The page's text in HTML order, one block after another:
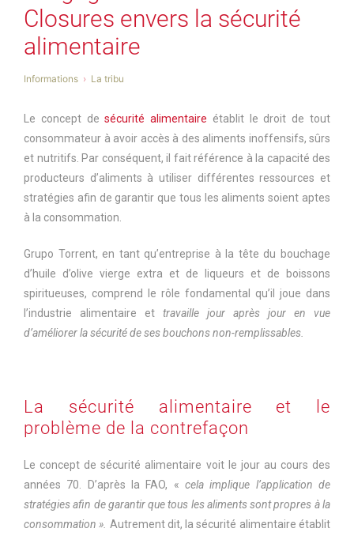
Closures envers la sécurité
alimentaire
Informations La tribu
Le concept desécurité alimentaire établit le droit de tout
consommateur à avoir accès à des aliments inoffensifs, sûrs
et nutritifs. Par conséquent, il fait référence à la capacité des
producteurs d’aliments à utiliser différentes ressources et
stratégies afin de garantir que tous les aliments soient aptes
à la consommation.
Grupo Torrent, en tant qu’entreprise à la tête du bouchage
d’huile d’olive vierge extra et de liqueurs et de boissons
spiritueuses, comprend le rôle fondamental qu’il joue dans
l’industrie alimentaire et travaille jour après jour en vue
d’améliorer la sécurité de ses bouchons non-remplissables.
La sécurité alimentaire et le
problème de la contrefaçon
Le concept de sécurité alimentaire voit le jour au cours des
années 70. D’après la FAO, « cela implique l’application de
stratégies afin de garantir que tous les aliments sont propres à la
consommation ». Autrement dit, la sécurité alimentaire établit